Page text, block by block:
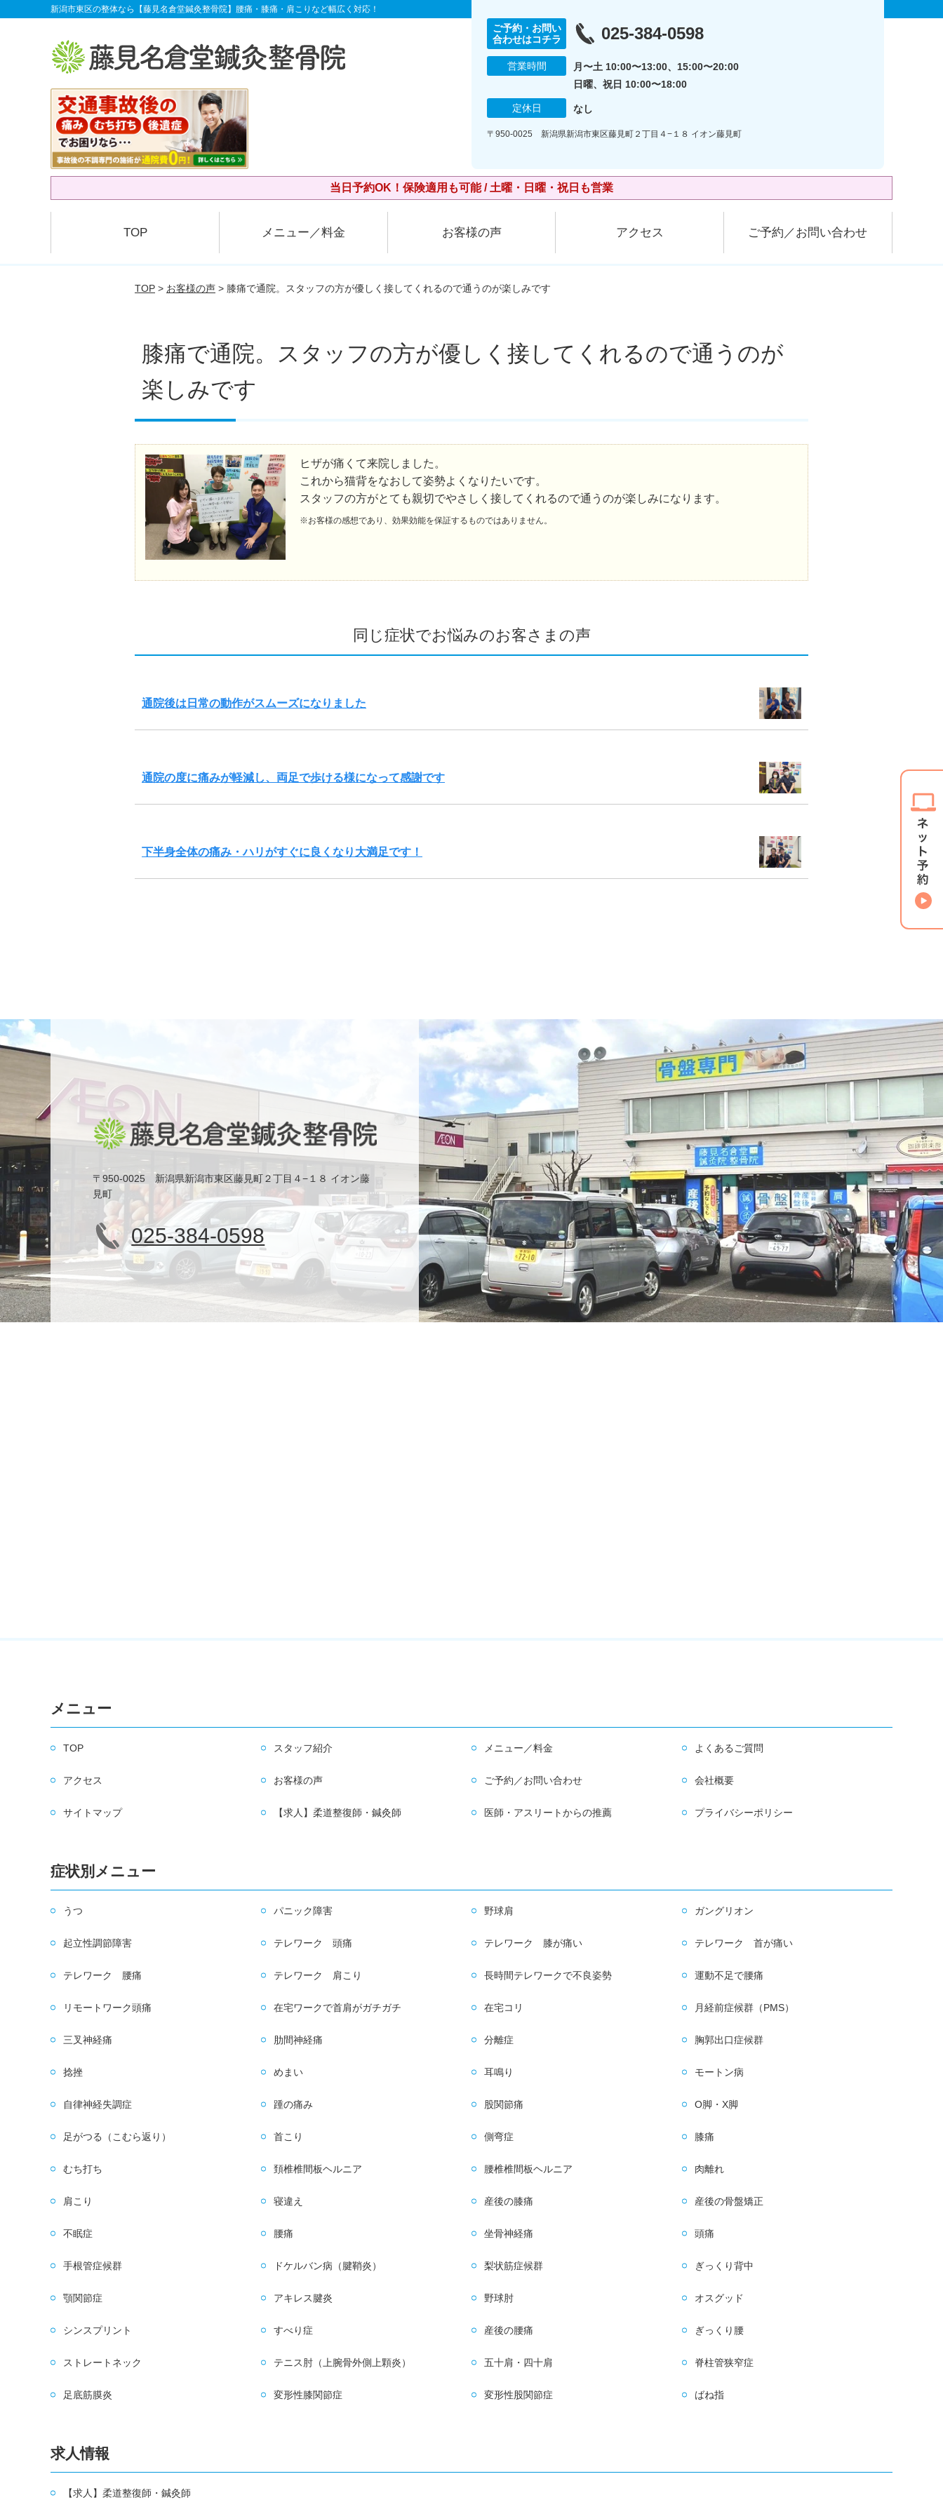
新潟市東区の整体なら【藤見名倉堂鍼灸整骨院】腰痛・膝痛・肩こりなど幅広く対応！
ご予約・お問い
合わせはコチラ
025-384-0598
営業時間
月〜土 10:00〜13:00、15:00〜20:00
日曜、祝日 10:00〜18:00
定休日 なし
〒950-0025 新潟県新潟市東区藤見町２丁目４−１８ イオン藤見町
当日予約OK！保険適用も可能 / 土曜・日曜・祝日も営業
TOP メニュー／料金 お客様の声 アクセス ご予約／お問い合わせ
TOP > お客様の声 > 膝痛で通院。スタッフの方が優しく接してくれるので通うのが楽しみです
膝痛で通院。スタッフの方が優しく接してくれるので通うのが
楽しみです
ヒザが痛くて来院しました。
これから猫背をなおして姿勢よくなりたいです。
スタッフの方がとても親切でやさしく接してくれるので通うのが楽しみになります。
※お客様の感想であり、効果効能を保証するものではありません。
同じ症状でお悩みのお客さまの声
通院後は日常の動作がスムーズになりました
通院の度に痛みが軽減し、両足で歩ける様になって感謝です
下半身全体の痛み・ハリがすぐに良くなり大満足です！
〒950-0025 新潟県新潟市東区藤見町２丁目４−１８ イオン藤
見町
025-384-0598
メニュー
TOP スタッフ紹介 メニュー／料金 よくあるご質問
アクセス お客様の声 ご予約／お問い合わせ 会社概要
サイトマップ 【求人】柔道整復師・鍼灸師 医師・アスリートからの推薦 プライバシーポリシー
症状別メニュー
うつ パニック障害 野球肩 ガングリオン
起立性調節障害 テレワーク 頭痛 テレワーク 膝が痛い テレワーク 首が痛い
テレワーク 腰痛 テレワーク 肩こり 長時間テレワークで不良姿勢 運動不足で腰痛
リモートワーク頭痛 在宅ワークで首肩がガチガチ 在宅コリ 月経前症候群（PMS）
三叉神経痛 肋間神経痛 分離症 胸郭出口症候群
捻挫 めまい 耳鳴り モートン病
自律神経失調症 踵の痛み 股関節痛 O脚・X脚
足がつる（こむら返り） 首こり 側弯症 膝痛
むち打ち 頚椎椎間板ヘルニア 腰椎椎間板ヘルニア 肉離れ
肩こり 寝違え 産後の膝痛 産後の骨盤矯正
不眠症 腰痛 坐骨神経痛 頭痛
手根管症候群 ドケルバン病（腱鞘炎） 梨状筋症候群 ぎっくり背中
顎関節症 アキレス腱炎 野球肘 オスグッド
シンスプリント すべり症 産後の腰痛 ぎっくり腰
ストレートネック テニス肘（上腕骨外側上顆炎） 五十肩・四十肩 脊柱管狭窄症
足底筋膜炎 変形性膝関節症 変形性股関節症 ばね指
求人情報
【求人】柔道整復師・鍼灸師